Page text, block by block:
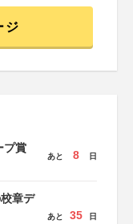
ジ
プ賞
あと 8 日
章デ
あと 35 日